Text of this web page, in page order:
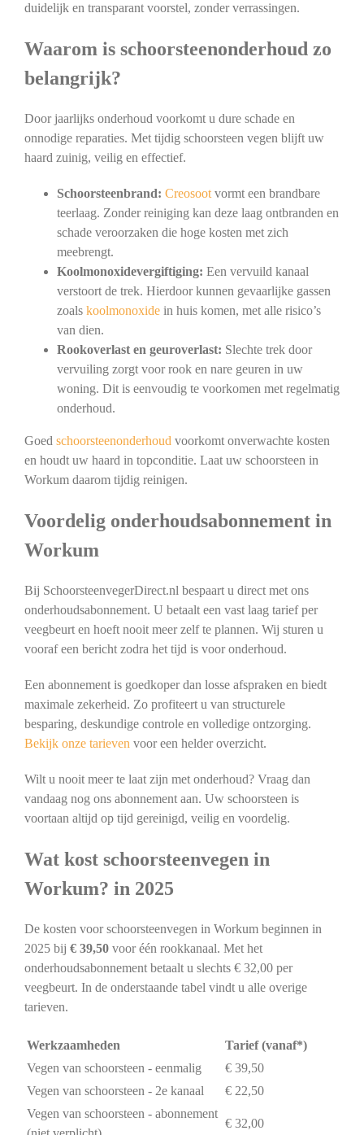
duidelijk en transparant voorstel, zonder verrassingen.
Waarom is schoorsteenonderhoud zo
belangrijk?
Door jaarlijks onderhoud voorkomt u dure schade en
onnodige reparaties. Met tijdig schoorsteen vegen blijft uw
haard zuinig, veilig en effectief.
Schoorsteenbrand: Creosootvormt een brandbare
teerlaag. Zonder reiniging kan deze laag ontbranden en
schade veroorzaken die hoge kosten met zich
meebrengt.
Koolmonoxidevergiftiging: Een vervuild kanaal
verstoort de trek. Hierdoor kunnen gevaarlijke gassen
zoals koolmonoxidein huis komen, met alle risico’s
van dien.
Rookoverlast en geuroverlast: Slechte trek door
vervuiling zorgt voor rook en nare geuren in uw
woning. Dit is eenvoudig te voorkomen met regelmatig
onderhoud.
Goed schoorsteenonderhoud voorkomt onverwachte kosten
en houdt uw haard in topconditie. Laat uw schoorsteen in
Workum daarom tijdig reinigen.
Voordelig onderhoudsabonnement in
Workum
Bij SchoorsteenvegerDirect.nl bespaart u direct met ons
onderhoudsabonnement. U betaalt een vast laag tarief per
veegbeurt en hoeft nooit meer zelf te plannen. Wij sturen u
vooraf een bericht zodra het tijd is voor onderhoud.
Een abonnement is goedkoper dan losse afspraken en biedt
maximale zekerheid. Zo profiteert u van structurele
besparing, deskundige controle en volledige ontzorging.
Bekijk onze tarieven voor een helder overzicht.
Wilt u nooit meer te laat zijn met onderhoud? Vraag dan
vandaag nog ons abonnement aan. Uw schoorsteen is
voortaan altijd op tijd gereinigd, veilig en voordelig.
Wat kost schoorsteenvegen in
Workum? in 2025
De kosten voor schoorsteenvegen in Workum beginnen in
2025 bij € 39,50voor één rookkanaal. Met het
onderhoudsabonnement betaalt u slechts € 32,00 per
veegbeurt. In de onderstaande tabel vindt u alle overige
tarieven.
Werkzaamheden
Tarief (vanaf*)
Vegen van schoorsteen - eenmalig
€ 39,50
Vegen van schoorsteen - 2e kanaal
€ 22,50
Vegen van schoorsteen - abonnement
€ 32,00